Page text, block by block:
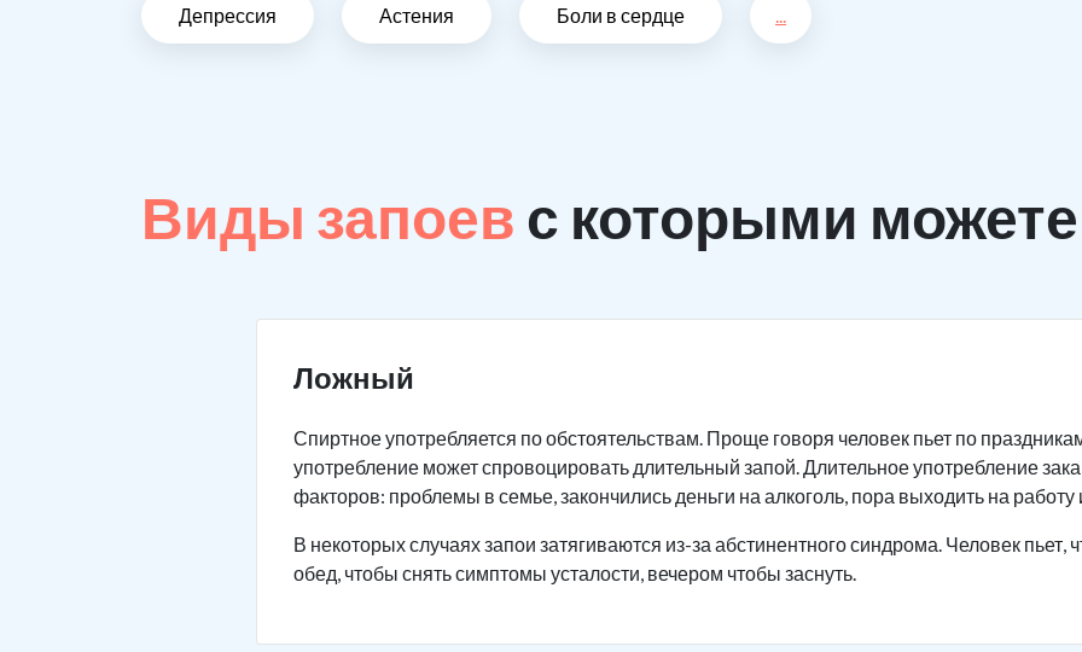
Депрессия Астения Боли в сердце ...
Виды запоев с которыми
Ложный
Спиртное употребляется по обстоятельствам. Проще говоря человек пьет по
употребление может спровоцировать длительный запой. Длительное употребление
факторов: проблемы в семье, закончились деньги на алкоголь, пора выходить на работу
В некоторых случаях запои затягиваются из-за абстинентного синдрома. Человек пьет,
обед, чтобы снять симптомы усталости, вечером чтобы заснуть.